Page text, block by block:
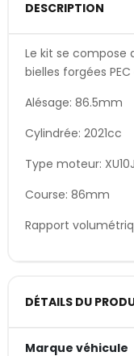
DESCRIPTION
Le kit se compose
bielles forgées
Alésage: 86.5mm
Cylindrée: 2021cc
Type moteur:
Course: 86mm
Rapport
DÉTAILS DU
Marque véhicule